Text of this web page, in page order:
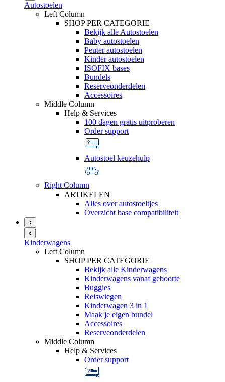
Autostoelen
Left Column
SHOP PER CATEGORIE
Bekijk alle Autostoelen
Baby autostoelen
Peuter autostoelen
Kinder autostoelen
ISOFIX bases
Bundels
Reserveonderdelen
Accessoires
Middle Column
Help & Services
100 dagen gratis uitproberen
Order support
Autostoel keuzehulp
Right Column
ARTIKELEN
Alles over autostoeltjes
Overzicht base compatibiliteit
<
x
Kinderwagens
Left Column
SHOP PER CATEGORIE
Bekijk alle Kinderwagens
Kinderwagens vanaf geboorte
Buggies
Reiswiegen
Kinderwagen 3 in 1
Maak je eigen bundel
Accessoires
Reserveonderdelen
Middle Column
Help & Services
Order support